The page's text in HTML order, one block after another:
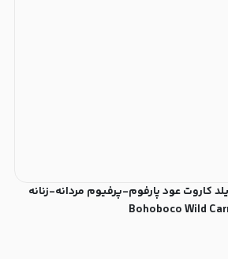
کاروت عود پارفوم-پرفیوم مردانه-زنانه
Bohoboco Wild